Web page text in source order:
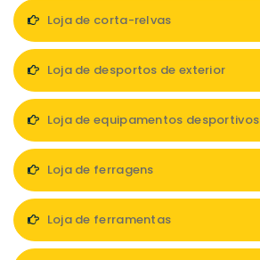
Loja de corta-relvas
Loja de desportos de exterior
Loja de equipamentos desportivos
Loja de ferragens
Loja de ferramentas